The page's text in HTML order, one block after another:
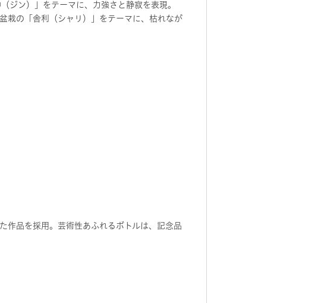
ジン）」をテーマに、力強さと静寂を表現。
栽の「舎利（シャリ）」をテーマに、枯れなが
作品を採用。芸術性あふれるボトルは、記念品